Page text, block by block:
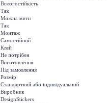
Вологостійкість
Так
Можна мити
Так
Монтаж
Самостійний
Клей
Не потрібен
Виготовлення
Під замовлення
Розмір
Стандартний або індивідуальний
Виробник
DesignStickers